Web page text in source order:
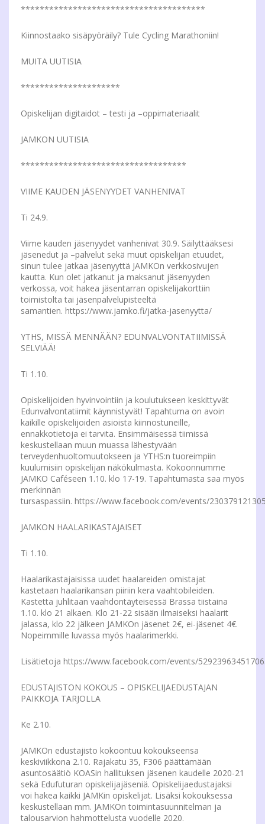
***************************************
Kiinnostaako sisäpyöräily? Tule Cycling Marathoniin!
MUITA UUTISIA
*********************
Opiskelijan digitaidot – testi ja –oppimateriaalit
JAMKON UUTISIA
***********************************
VIIME KAUDEN JÄSENYYDET VANHENIVAT
Ti 24.9.
Viime kauden jäsenyydet vanhenivat 30.9. Säilyttääksesi
jäsenedut ja –palvelut sekä muut opiskelijan etuudet,
sinun tulee jatkaa jäsenyyttä JAMKOn verkkosivujen
kautta. Kun olet jatkanut ja maksanut jäsenyyden
verkossa, voit hakea jäsentarran opiskelijakorttiin
toimistolta tai jäsenpalvelupisteeltä
samantien. https://www.jamko.fi/jatka-jasenyytta/
YTHS, MISSÄ MENNÄÄN? EDUNVALVONTATIIMISSÄ
SELVIÄÄ!
Ti 1.10.
Opiskelijoiden hyvinvointiin ja koulutukseen keskittyvät
Edunvalvontatiimit käynnistyvät! Tapahtuma on avoin
kaikille opiskelijoiden asioista kiinnostuneille,
ennakkotietoja ei tarvita. Ensimmäisessä tiimissä
keskustellaan muun muassa lähestyvään
terveydenhuoltomuutokseen ja YTHS:n tuoreimpiin
kuulumisiin opiskelijan näkökulmasta. Kokoonnumme
JAMKO Caféseen 1.10. klo 17-19. Tapahtumasta saa myös
merkinnän
tursaspassiin. https://www.facebook.com/events/
JAMKON HAALARIKASTAJAISET
Ti 1.10.
Haalarikastajaisissa uudet haalareiden omistajat
kastetaan haalarikansan piiriin kera vaahtobileiden.
Kastetta juhlitaan vaahdontäyteisessä Brassa tiistaina
1.10. klo 21 alkaen. Klo 21-22 sisään ilmaiseksi haalarit
jalassa, klo 22 jälkeen JAMKOn jäsenet 2€, ei-jäsenet 4€.
Nopeimmille luvassa myös haalarimerkki.
Lisätietoja https://www.facebook.com/events/
EDUSTAJISTON KOKOUS – OPISKELIJAEDUSTAJAN
PAIKKOJA TARJOLLA
Ke 2.10.
JAMKOn edustajisto kokoontuu kokoukseensa
keskiviikkona 2.10. Rajakatu 35, F306 päättämään
asuntosäätiö KOASin hallituksen jäsenen kaudelle 2020-21
sekä Edufuturan opiskelijajäseniä. Opiskelijaedustajaksi
voi hakea kaikki JAMKin opiskelijat. Lisäksi kokouksessa
keskustellaan mm. JAMKOn toimintasuunnitelman ja
talousarvion hahmottelusta vuodelle 2020.